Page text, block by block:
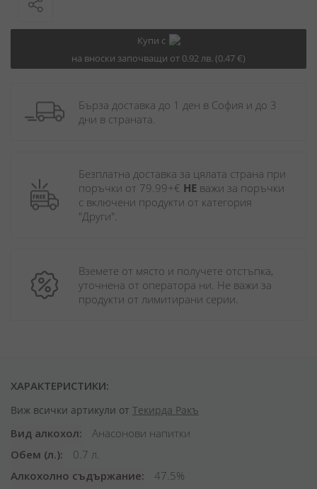
Купи с
на вноски започващи от 0.92 лв. (0.47 €)
Бърза доставка до 1 ден в София и до 3
дни в страната.
Безплатна доставка за цялата страна при
поръчки от 79.99+€ НЕ важи за поръчки
с включени продукти от категория
"Други".
Вземете от място и получете отстъпка,
уточнена от оператора ни. Не важи за
продукти от лимитирани серии.
ХАРАКТЕРИСТИКИ:
Виж всички артикули от Текирда Ракъ
Вид алкохол
Анасонови напитки
Обем (л.)
0.7 л.
Алкохолно съдържание
47.5%